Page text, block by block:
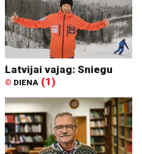
Latvijai vajag: Sniegu
© DIENA (1)